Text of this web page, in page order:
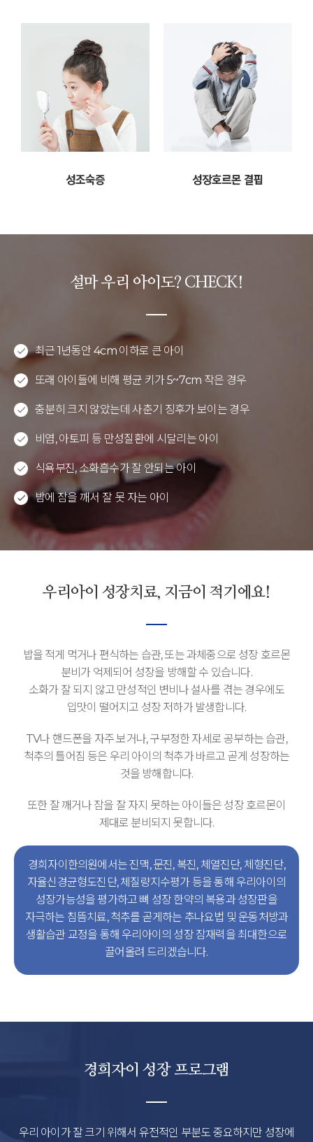
성조숙증 성장호르몬 결핍
설마 우리 아이도? CHECK!
최근 1년동안 4cm 이하로 큰 아이
또래 아이들에 비해 평균 키가 5~7cm 작은 경우
충분히 크지 않았는데 사춘기 징후가 보이는 경우
비염, 아토피 등 만성질환에 시달리는 아이
식욕부진, 소화흡수가 잘 안되는 아이
밤에 잠을 깨서 잘 못 자는 아이
우리아이 성장치료, 지금이 적기에요!
밥을 적게 먹거나 편식하는 습관, 또는 과체중으로 성장 호르몬
분비가 억제되어 성장을 방해할 수 있습니다.
소화가 잘 되지 않고 만성적인 변비나 설사를 겪는 경우에도
입맛이 떨어지고 성장 저하가 발생합니다.
TV나 핸드폰을 자주 보거나, 구부정한 자세로 공부하는 습관,
척추의 틀어짐 등은 우리 아이의 척추가 바르고 곧게 성장하는
것을 방해합니다.
또한 잘 깨거나 잠을 잘 자지 못하는 아이들은 성장 호르몬이
제대로 분비되지 못합니다.
경희자이한의원에서는 진맥, 문진, 복진, 체열진단, 체형진단,
자율신경균형도진단, 체질량지수평가 등을 통해 우리아이의
성장가능성을 평가하고 뼈 성장 한약의 복용과 성장판을
자극하는 침뜸치료, 척추를 곧게하는 추나요법 및 운동처방과
생활습관 교정을 통해 우리아이의 성장 잠재력을 최대한으로
끌어올려 드리겠습니다.
경희자이 성장 프로그램
우리 아이가 잘 크기 위해서 유전적인 부분도 중요하지만 성장에